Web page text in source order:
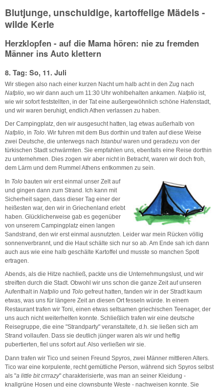
Blutjunge, unschuldige, kartoffelige Mädels -
wilde Kerle
Herzklopfen - auf die Mama hören: nie zu fremden
Männer ins Auto klettern
8. Tag: So, 11. Juli
Wir stiegen also nach einer kurzen Nacht um halb acht in den Zug nach
Nafplio , wo wir dann auch um 11:30 Uhr wohlbehalten ankamen. Nafplio ist,
wie wir sofort feststellten, in der Tat eine außergewöhnlich schöne Hafenstadt,
und wir waren beruhigt, endlich Athen verlassen zu haben.
Der Campingplatz, den wir ausgesucht hatten, lag etwas außerhalb von
Nafplio, in Tolo. Wir fuhren mit dem Bus dorthin und trafen auf diese Weise
zwei Deutsche, die unterwegs nach Istanbul waren und geradezu von der
türkischen Stadt schwärmten. Sie empfahlen uns, ebenfalls eine Reise dorthin
zu unternehmen. Dies zogen wir aber nicht in Betracht, waren wir doch froh,
dem Lärm und dem Rummel Athens entkommen zu sein.
In Tolo bauten wir erst einmal unser Zelt auf
und gingen dann zum Strand. Ich kann mit
Sicherheit sagen, dass dieser Tag einer der
heißesten war, den wir in Griechenland erlebt
haben. Glücklicherweise gab es gegenüber
von unserem Campingplatz einen langen
Sandstrand, den wir erst einmal ausnutzten. Leider war mein Rücken völlig
sonnenverbrannt, und die Haut schälte sich nur so ab. Am Ende sah ich dann
auch aus wie eine halb geschälte Kartoffel und musste so manchen Spott
ertragen.
Abends, als die Hitze nachließ, packte uns die Unternehmungslust, und wir
streiften durch die Stadt. Obwohl wir uns schon die ganze Zeit auf unseren
Aufenthalt in Nafplio und Tolo gefreut hatten, fanden wir in der Stradt kaum
etwas, was uns für längere Zeit an diesen Ort fesseln würde. In einem
Restaurant trafen wir Toni, einen etwas seltsamen griechischen Teenager, der
uns auch nicht weiterhelfen konnte. Schließlich trafen wir eine deutsche
Reisegruppe, die eine "Strandparty" veranstaltete, d.h. sie ließen sich am
Strand vollaufen. Dass sie deutlich jünger waren als wir und heftig
pubertierten, fiel uns sofort auf. Also verließen wir sie.
Dann trafen wir Tico und seinen Freund Spyros, zwei Männer mittleren Alters.
Tico war eine korpulente, recht gemütliche Person, während sich Spyros selbst
als "a little bit crrrazy" charakterisierte, was man an seiner Kleidung -
knallgrüne Hosen und eine clownsbunte Weste - nachweisen konnte. Sie